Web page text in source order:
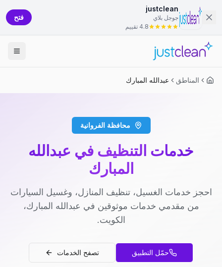
justclean
جوجل بلاي
4.8 تقييم
فتح
المناطق عبدالله المبارك
محافظة الفروانية
خدمات التنظيف في عبدالله
المبارك
احجز خدمات الغسيل، تنظيف المنازل، وغسيل السيارات
من مقدمي خدمات موثوقين في عبدالله المبارك،
الكويت.
حمّل التطبيق تصفح الخدمات